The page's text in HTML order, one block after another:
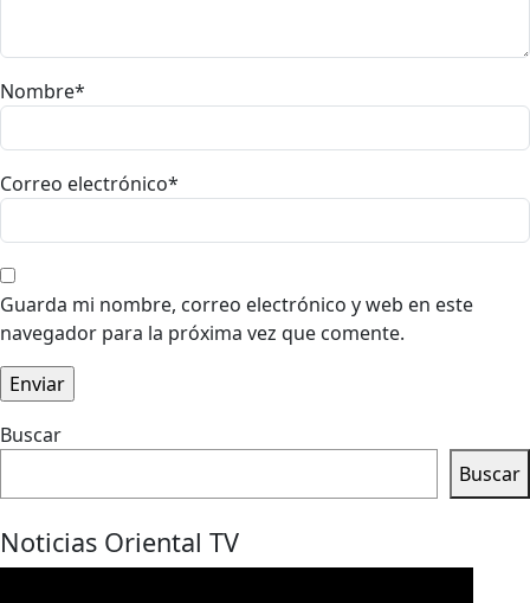
Nombre*
Correo electrónico*
Guarda mi nombre, correo electrónico y web en este
navegador para la próxima vez que comente.
Buscar
Buscar
Noticias Oriental TV